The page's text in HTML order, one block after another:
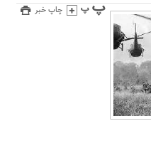
چاپ خبر